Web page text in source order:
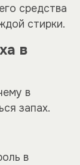
средства
стирки.
в
в
запах.
в